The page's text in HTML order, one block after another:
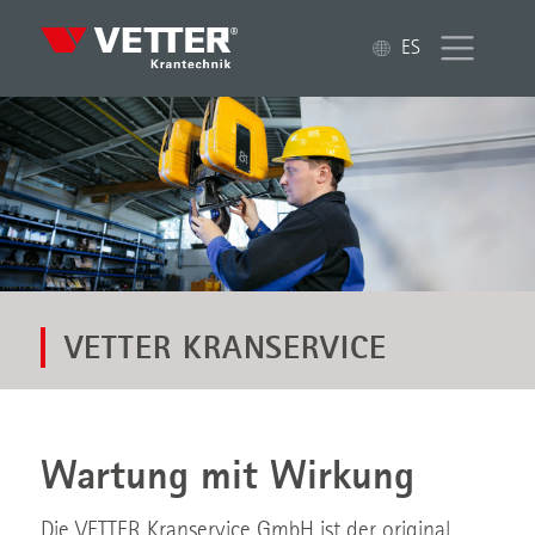
ES
VETTER KRANSERVICE
Wartung mit Wirkung